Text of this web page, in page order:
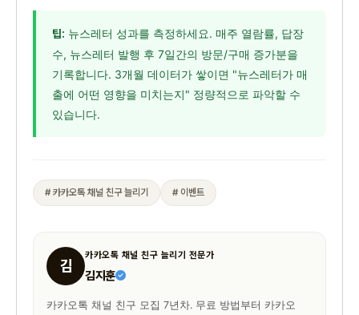
팁: 뉴스레터 성과를 측정하세요. 매주 열람률, 답장
수, 뉴스레터 발행 후 7일간의 방문/구매 증가분을
기록합니다. 3개월 데이터가 쌓이면 "뉴스레터가 매
출에 어떤 영향을 미치는지" 정량적으로 파악할 수
있습니다.
# 카카오톡 채널 친구 늘리기 # 이벤트
김
카카오톡 채널 친구 늘리기 전문가
김지훈
카카오톡 채널 친구 모집 7년차. 무료 방법부터 카카오